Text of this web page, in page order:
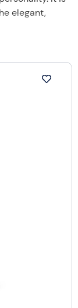
elegant,
movement.
tribute to
its values:
ideal for the
future.